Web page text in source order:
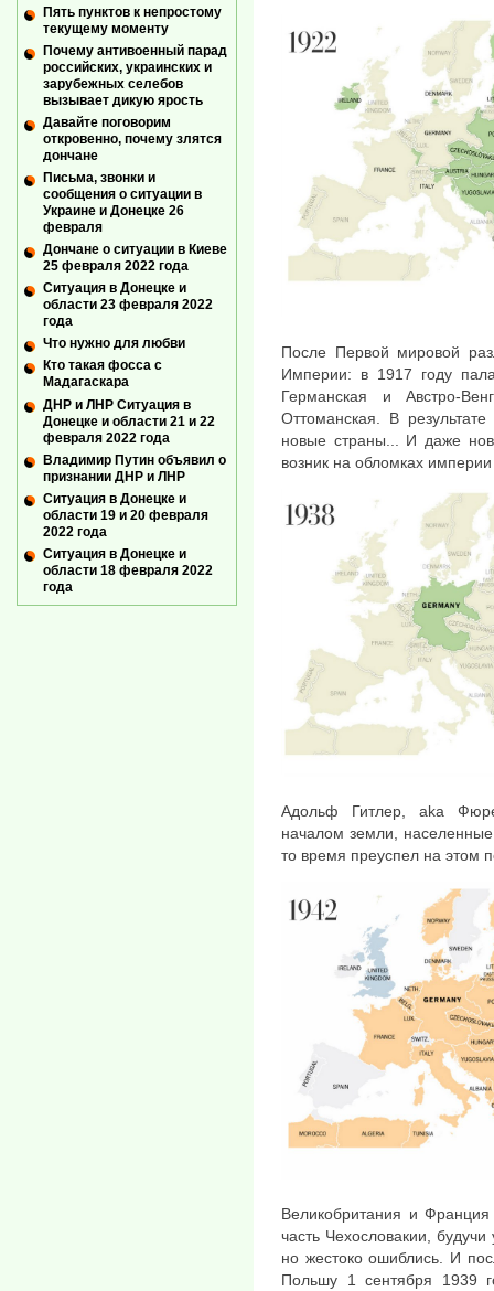
После Первой мировой
Империи: в 1917 году
Германская и Австро-
Оттоманская. В
новые страны... И даже
возник на обломках
Адольф Гитлер, aka
началом земли,
то время преуспел на этом
Великобритания и Франция
часть Чехословакии,
но жестоко ошиблись. И
Польшу 1 сентября 1939
Пять пунктов к непростому
текущему моменту
Почему антивоенный парад
российских, украинских и
зарубежных селебов
вызывает дикую ярость
Давайте поговорим
откровенно, почему злятся
дончане
Письма, звонки и
сообщения о ситуации в
Украине и Донецке 26
февраля
Дончане о ситуации в Киеве
25 февраля 2022 года
Ситуация в Донецке и
области 23 февраля 2022
года
Что нужно для любви
Кто такая фосса с
Мадагаскара
ДНР и ЛНР Ситуация в
Донецке и области 21 и 22
февраля 2022 года
Владимир Путин объявил о
признании ДНР и ЛНР
Ситуация в Донецке и
области 19 и 20 февраля
2022 года
Ситуация в Донецке и
области 18 февраля 2022
года